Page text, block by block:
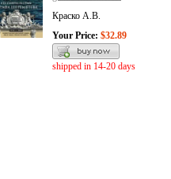
Краско А.В.
Your Price: $32.89
shipped in 14-20 days